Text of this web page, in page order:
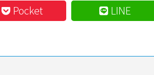
Pocket LINE